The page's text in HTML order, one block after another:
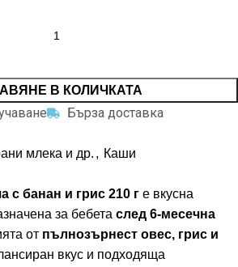
В КОЛИЧКАТА
Бърза доставка
млека и др. , Каши
с банан и грис 210 г е вкусна
за бебета след 6-месечна
от пълнозърнест овес, грис и
вкус и подходяща